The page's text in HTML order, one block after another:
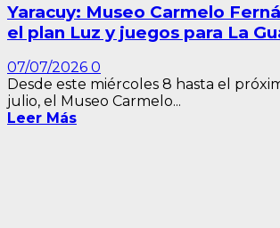
Yaracuy: Museo Carmelo
el plan Luz y juegos para La
07/07/2026 0
Desde este miércoles 8 hasta el
julio, el Museo Carmelo...
Leer Más